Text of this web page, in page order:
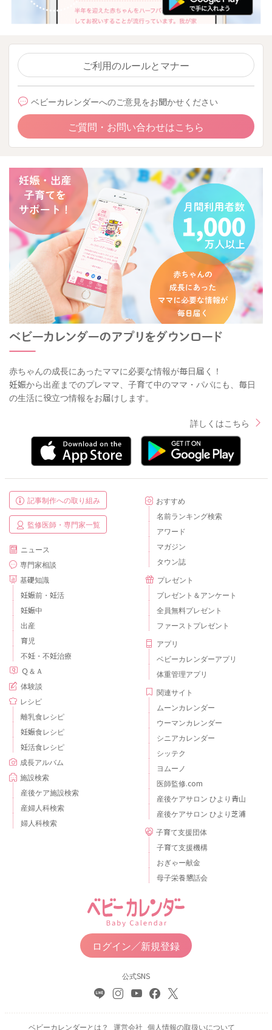
ご利用のルールとマナー
ベビーカレンダーへのご意見をお聞かせください
ご質問・お問い合わせはこちら
赤ちゃんの成長にあったママに必要な情報が毎日届く！
妊娠から出産までのプレママ、子育て中のママ・パパにも、毎日
の生活に役立つ情報をお届けします。
詳しくはこちら
記事制作への取り組み
監修医師・専門家一覧
ニュース
専門家相談
基礎知識
妊娠前・妊活
妊娠中
出産
育児
不妊・不妊治療
Ｑ＆Ａ
体験談
レシピ
離乳食レシピ
妊娠食レシピ
妊活食レシピ
成長アルバム
施設検索
産後ケア施設検索
産婦人科検索
婦人科検索
おすすめ
名前ランキング検索
アワード
マガジン
タウン誌
プレゼント
プレゼント＆アンケート
全員無料プレゼント
ファーストプレゼント
アプリ
ベビーカレンダーアプリ
体重管理アプリ
関連サイト
ムーンカレンダー
ウーマンカレンダー
シニアカレンダー
シッテク
ヨムーノ
医師監修.com
産後ケアサロン ひより青山
産後ケアサロン ひより芝浦
子育て支援団体
子育て支援機構
おぎゃー献金
母子栄養懇話会
ログイン／新規登録
公式SNS
ベビーカレンダーとは？ 運営会社 個人情報の取扱いについて